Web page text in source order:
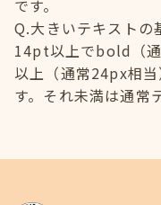
です。
Q.大きいテキストの
14pt以上でbold（
以上（通常24px相
す。それ未満は通常